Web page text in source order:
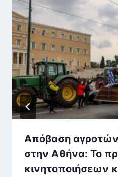
Απόβαση
στην Αθήνα: Το
κινητοποιήσεων